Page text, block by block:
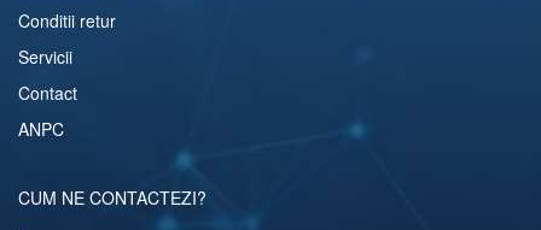
Conditii retur
Servicii
Contact
ANPC
CUM NE CONTACTEZI?